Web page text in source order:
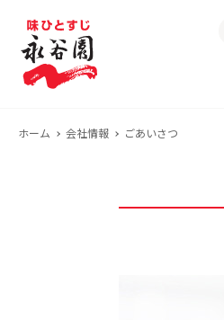
ホーム 会社情報 ごあいさつ